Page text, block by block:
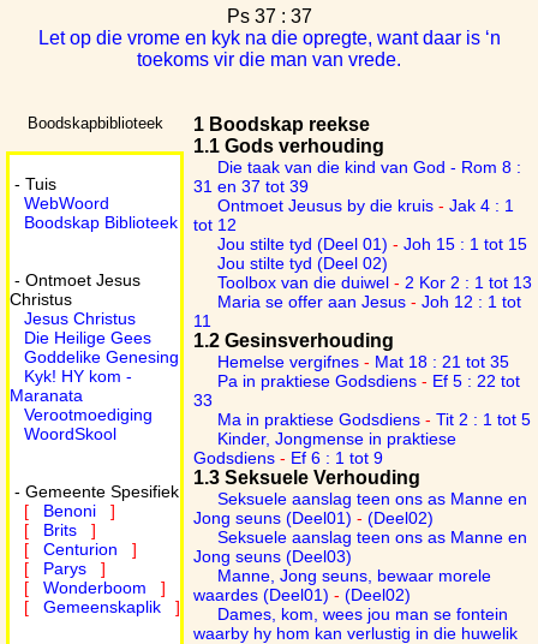
Ps 37 : 37
Let op die vrome en kyk na die opregte, want daar is ‘n
toekoms vir die man van vrede.
Boodskapbiblioteek
- Tuis
WebWoord
Boodskap Biblioteek
- Ontmoet Jesus
Christus
Jesus Christus
Die Heilige Gees
Goddelike Genesing
Kyk! HY kom -
Maranata
Verootmoediging
WoordSkool
- Gemeente Spesifiek
[ Benoni ]
[ Brits ]
[ Centurion ]
[ Parys ]
[ Wonderboom ]
[ Gemeenskaplik ]
1 Boodskap reekse
1.1 Gods verhouding
Die taak van die kind van God - Rom 8 :
31 en 37 tot 39
Ontmoet Jeusus by die kruis - Jak 4 : 1
tot 12
Jou stilte tyd (Deel 01) - Joh 15 : 1 tot 15
Jou stilte tyd (Deel 02)
Toolbox van die duiwel - 2 Kor 2 : 1 tot 13
Maria se offer aan Jesus - Joh 12 : 1 tot
11
1.2 Gesinsverhouding
Hemelse vergifnes - Mat 18 : 21 tot 35
Pa in praktiese Godsdiens - Ef 5 : 22 tot
33
Ma in praktiese Godsdiens - Tit 2 : 1 tot 5
Kinder, Jongmense in praktiese
Godsdiens - Ef 6 : 1 tot 9
1.3 Seksuele Verhouding
Seksuele aanslag teen ons as Manne en
Jong seuns (Deel01) - (Deel02)
Seksuele aanslag teen ons as Manne en
Jong seuns (Deel03)
Manne, Jong seuns, bewaar morele
waardes (Deel01) - (Deel02)
Dames, kom, wees jou man se fontein
waarby hy hom kan verlustig in die huwelik